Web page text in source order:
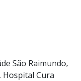
São Raimundo,
Hospital Cura